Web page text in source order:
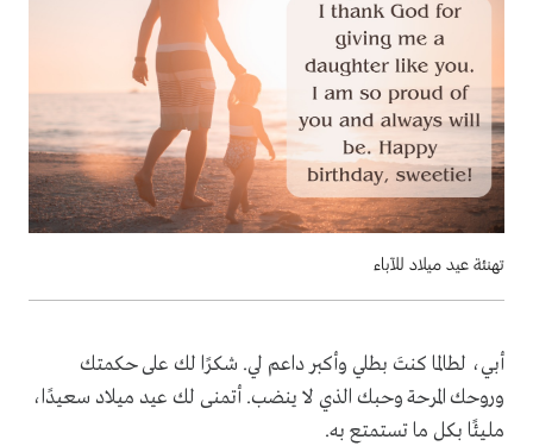
تهنئة عيد ميلاد للآباء
أبي، لطالما كنتَ بطلي وأكبر داعم لي. شكرًا لك على حكمتك
وروحك المرحة وحبك الذي لا ينضب. أتمنى لك عيد ميلاد سعيدًا،
مليئًا بكل ما تستمتع به.